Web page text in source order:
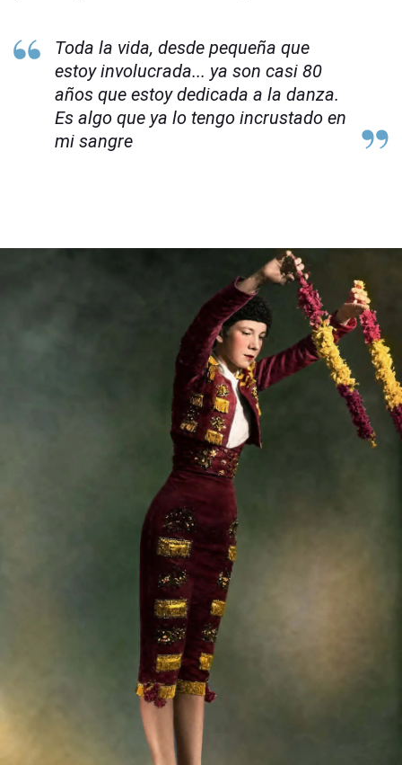
Toda la vida, desde pequeña que
estoy involucrada... ya son casi 80
años que estoy dedicada a la danza.
Es algo que ya lo tengo incrustado en
mi sangre